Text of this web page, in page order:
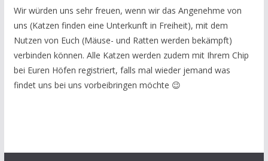
Wir würden uns sehr freuen, wenn wir das Angenehme von
uns (Katzen finden eine Unterkunft in Freiheit), mit dem
Nutzen von Euch (Mäuse- und Ratten werden bekämpft)
verbinden können. Alle Katzen werden zudem mit Ihrem Chip
bei Euren Höfen registriert, falls mal wieder jemand was
findet uns bei uns vorbeibringen möchte 😉